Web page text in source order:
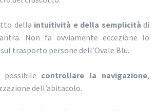
della intuitività e della semplicità di
Non fa ovviamente eccezione lo
trasporto persone dell’Ovale Blu.
controllare la navigazione,
dell’abitacolo.